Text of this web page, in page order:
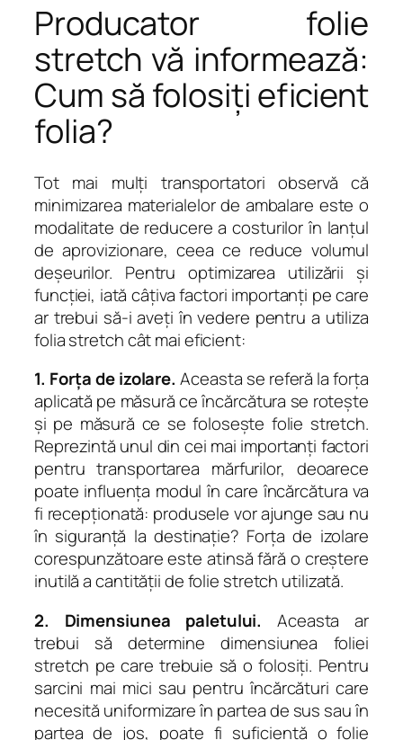
Producator folie
stretch vă informează:
Cum să folosiți eficient
folia?
Tot mai mulți transportatori observă că
minimizarea materialelor de ambalare este o
modalitate de reducere a costurilor în lanțul
de aprovizionare, ceea ce reduce volumul
deșeurilor. Pentru optimizarea utilizării și
funcției, iată câțiva factori importanți pe care
ar trebui să-i aveți în vedere pentru a utiliza
folia stretch cât mai eficient:
1. Forța de izolare. Aceasta se referă la forța
aplicată pe măsură ce încărcătura se rotește
și pe măsură ce se folosește folie stretch.
Reprezintă unul din cei mai importanți factori
pentru transportarea mărfurilor, deoarece
poate influența modul în care încărcătura va
fi recepționată: produsele vor ajunge sau nu
în siguranță la destinație? Forța de izolare
corespunzătoare este atinsă fără o creștere
inutilă a cantității de folie stretch utilizată.
2. Dimensiunea paletului.Aceasta ar
trebui să determine dimensiunea foliei
stretch pe care trebuie să o folosiți. Pentru
sarcini mai mici sau pentru încărcături care
necesită uniformizare în partea de sus sau în
partea de jos, poate fi suficientă o folie